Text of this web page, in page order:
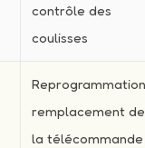
contrôle des
coulisses
remplacement de
la télécommande